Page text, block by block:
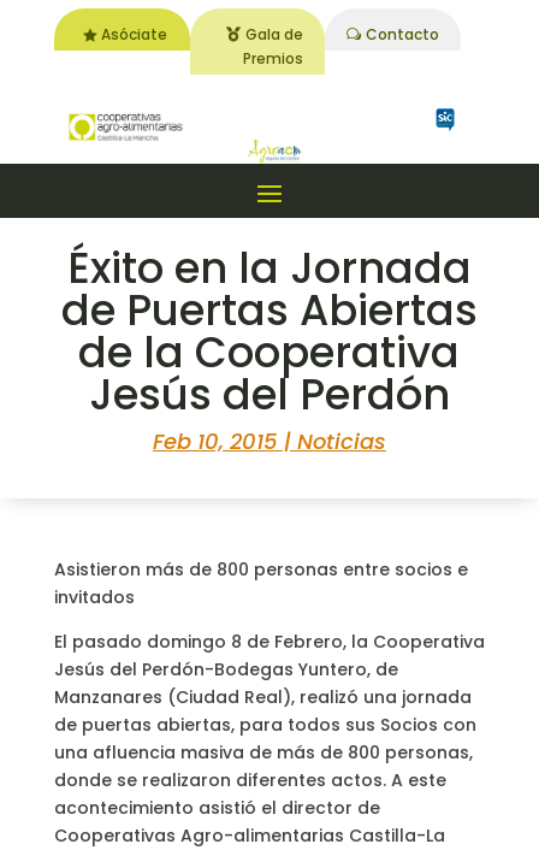
Asóciate
Gala de
Premios
Contacto
Éxito en la Jornada
de Puertas Abiertas
de la Cooperativa
Jesús del Perdón
Feb 10, 2015 | Noticias
Asistieron más de 800 personas entre socios e
invitados
El pasado domingo 8 de Febrero, la Cooperativa
Jesús del Perdón-Bodegas Yuntero, de
Manzanares (Ciudad Real), realizó una jornada
de puertas abiertas, para todos sus Socios con
una afluencia masiva de más de 800 personas,
donde se realizaron diferentes actos. A este
acontecimiento asistió el director de
Cooperativas Agro-alimentarias Castilla-La